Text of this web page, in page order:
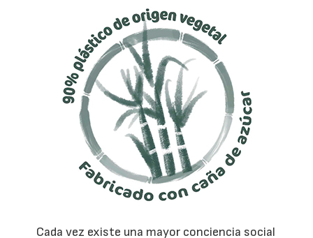
Cada vez existe una mayor conciencia social